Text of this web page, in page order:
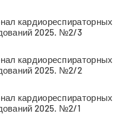
кардиореспираторных
2025. №2/3
кардиореспираторных
2025. №2/2
кардиореспираторных
2025. №2/1